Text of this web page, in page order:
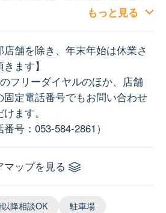
場あり
もっと見る
店舗を除き、年末年始は休業さ
ます】
フリーダイヤルのほか、店舗
固定電話番号でもお問い合わせ
ます。
番号：053-584-2861）
マップを見る
降相談OK
駐車場